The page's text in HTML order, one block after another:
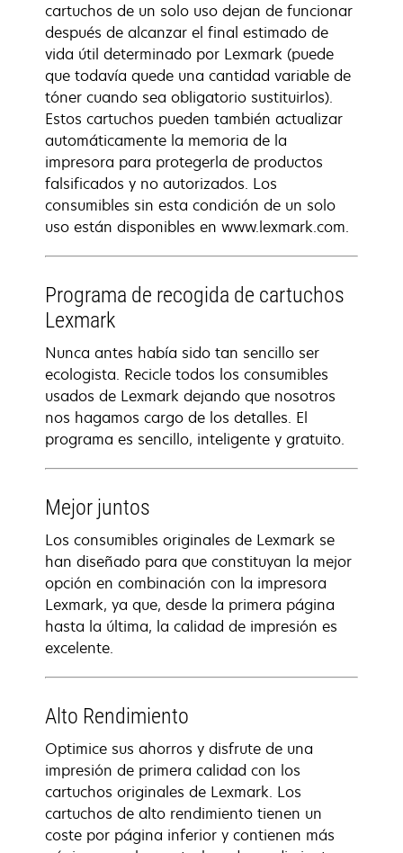
cartuchos de un solo uso dejan de funcionar
después de alcanzar el final estimado de
vida útil determinado por Lexmark (puede
que todavía quede una cantidad variable de
tóner cuando sea obligatorio sustituirlos).
Estos cartuchos pueden también actualizar
automáticamente la memoria de la
impresora para protegerla de productos
falsificados y no autorizados. Los
consumibles sin esta condición de un solo
uso están disponibles en www.lexmark.com.
Programa de recogida de cartuchos
Lexmark
Nunca antes había sido tan sencillo ser
ecologista. Recicle todos los consumibles
usados de Lexmark dejando que nosotros
nos hagamos cargo de los detalles. El
programa es sencillo, inteligente y gratuito.
Mejor juntos
Los consumibles originales de Lexmark se
han diseñado para que constituyan la mejor
opción en combinación con la impresora
Lexmark, ya que, desde la primera página
hasta la última, la calidad de impresión es
excelente.
Alto Rendimiento
Optimice sus ahorros y disfrute de una
impresión de primera calidad con los
cartuchos originales de Lexmark. Los
cartuchos de alto rendimiento tienen un
coste por página inferior y contienen más